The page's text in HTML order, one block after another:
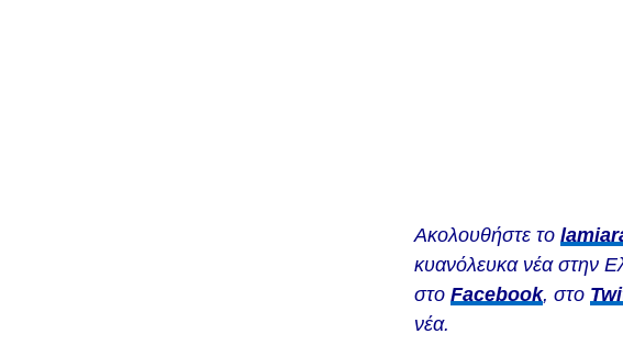
Ακολουθήστε το
κυανόλευκα νέα στην
στο Facebook, στο
νέα.